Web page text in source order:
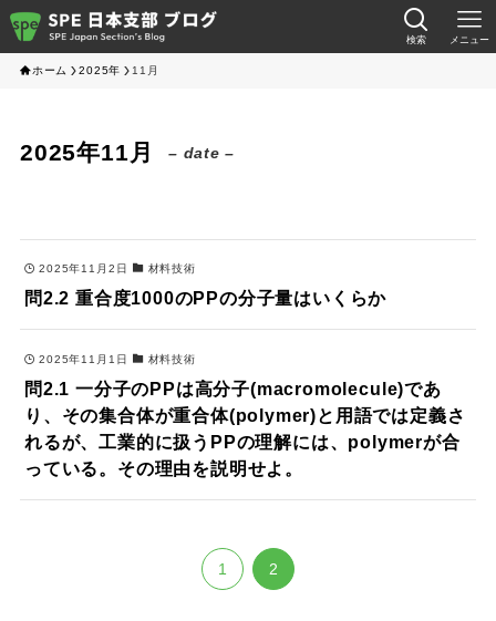
検索 メニュー
ホーム 2025年 11月
2025年11月 – date –
2025年11月2日 材料技術
問2.2 重合度1000のPPの分子量はいくらか
2025年11月1日 材料技術
問2.1 一分子のPPは高分子(macromolecule)であ
り、その集合体が重合体(polymer)と用語では定義さ
れるが、工業的に扱うPPの理解には、polymerが合
っている。その理由を説明せよ。
1 2